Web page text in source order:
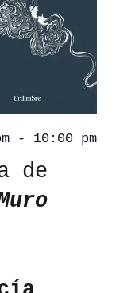
- 10:00 pm
de